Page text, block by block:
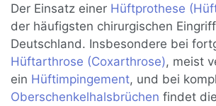
Der Einsatz einer Hüftprothese
der häufigsten chirurgischen
Deutschland. Insbesondere bei
Hüftarthrose (Coxarthrose), meist
ein Hüftimpingement, und bei
Oberschenkelhalsbrüchen findet